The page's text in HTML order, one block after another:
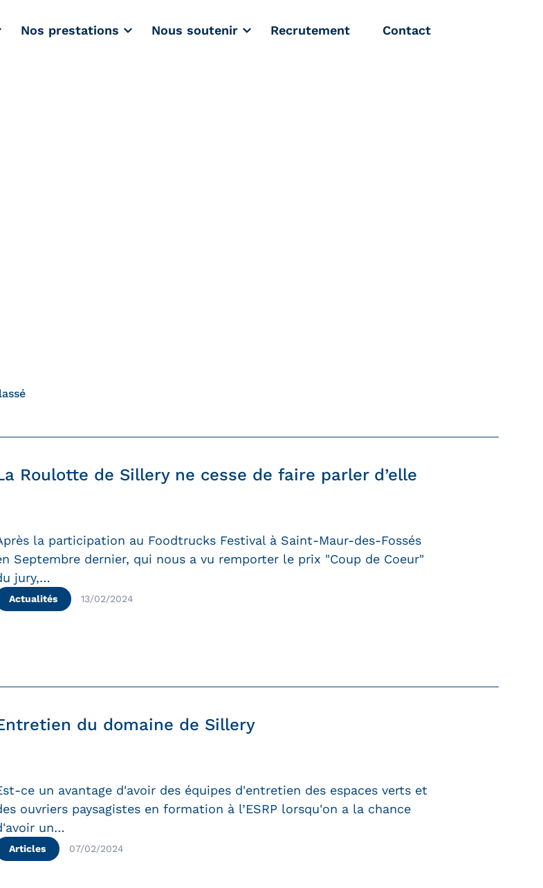
Nos prestations Nous soutenir Recrutement Contact
Roulotte de Sillery ne cesse de faire parler d’elle
la participation au Foodtrucks Festival à Saint-Maur-des-Fossés
Septembre dernier, qui nous a vu remporter le prix "Coup de Coeur"
jury,…
Actualités 13/02/2024
du domaine de Sillery
ce un avantage d'avoir des équipes d'entretien des espaces verts et
ouvriers paysagistes en formation à l’ESRP lorsqu'on a la chance
un…
Articles 07/02/2024